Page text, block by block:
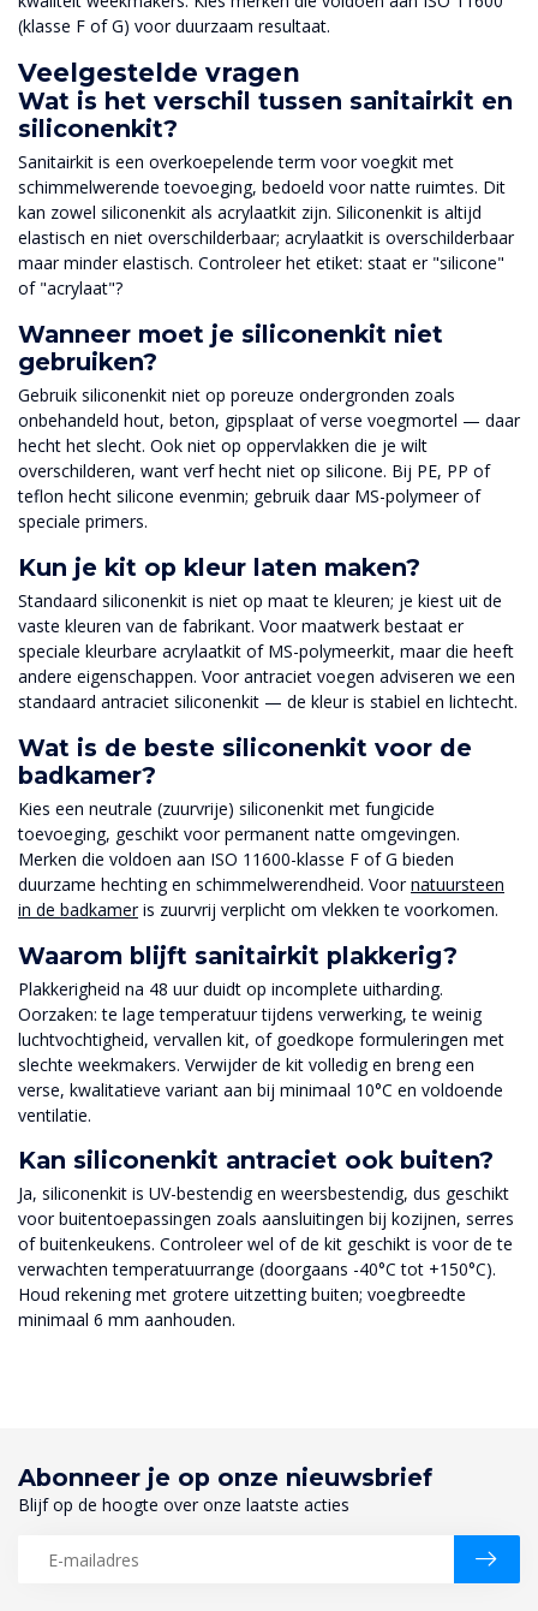
(klasse F of G) voor duurzaam resultaat.
Veelgestelde vragen
Wat is het verschil tussen sanitairkit en
siliconenkit?
Sanitairkit is een overkoepelende term voor voegkit met
schimmelwerende toevoeging, bedoeld voor natte ruimtes. Dit
kan zowel siliconenkit als acrylaatkit zijn. Siliconenkit is altijd
elastisch en niet overschilderbaar; acrylaatkit is overschilderbaar
maar minder elastisch. Controleer het etiket: staat er "silicone"
of "acrylaat"?
Wanneer moet je siliconenkit niet
gebruiken?
Gebruik siliconenkit niet op poreuze ondergronden zoals
onbehandeld hout, beton, gipsplaat of verse voegmortel — daar
hecht het slecht. Ook niet op oppervlakken die je wilt
overschilderen, want verf hecht niet op silicone. Bij PE, PP of
teflon hecht silicone evenmin; gebruik daar MS-polymeer of
speciale primers.
Kun je kit op kleur laten maken?
Standaard siliconenkit is niet op maat te kleuren; je kiest uit de
vaste kleuren van de fabrikant. Voor maatwerk bestaat er
speciale kleurbare acrylaatkit of MS-polymeerkit, maar die heeft
andere eigenschappen. Voor antraciet voegen adviseren we een
standaard antraciet siliconenkit — de kleur is stabiel en lichtecht.
Wat is de beste siliconenkit voor de
badkamer?
Kies een neutrale (zuurvrije) siliconenkit met fungicide
toevoeging, geschikt voor permanent natte omgevingen.
Merken die voldoen aan ISO 11600-klasse F of G bieden
duurzame hechting en schimmelwerendheid. Voornatuursteen
in de badkameris zuurvrij verplicht om vlekken te voorkomen.
Waarom blijft sanitairkit plakkerig?
Plakkerigheid na 48 uur duidt op incomplete uitharding.
Oorzaken: te lage temperatuur tijdens verwerking, te weinig
luchtvochtigheid, vervallen kit, of goedkope formuleringen met
slechte weekmakers. Verwijder de kit volledig en breng een
verse, kwalitatieve variant aan bij minimaal 10°C en voldoende
ventilatie.
Kan siliconenkit antraciet ook buiten?
Ja, siliconenkit is UV-bestendig en weersbestendig, dus geschikt
voor buitentoepassingen zoals aansluitingen bij kozijnen, serres
of buitenkeukens. Controleer wel of de kit geschikt is voor de te
verwachten temperatuurrange (doorgaans -40°C tot +150°C).
Houd rekening met grotere uitzetting buiten; voegbreedte
minimaal 6 mm aanhouden.
Abonneer je op onze nieuwsbrief
Blijf op de hoogte over onze laatste acties